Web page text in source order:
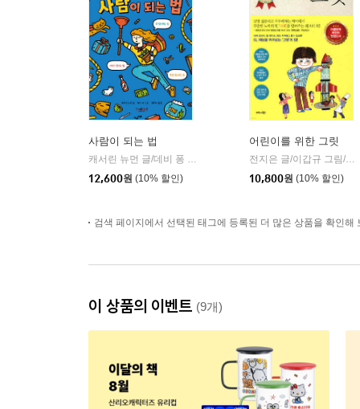
사람이 되는 법
캐서린 뉴먼 글/데비 퐁 그림/김현희 역 | 그레이트북스(단행)
12,600원 (10% 할인)
어린이를 위한 그릿
전지은 글/이갑규 그림/노규식 감수
10,800원 (10% 할인)
검색 페이지에서 선택된 태그에 등록된 더 많은 상품을 확인해
이 상품의 이벤트 (9개)